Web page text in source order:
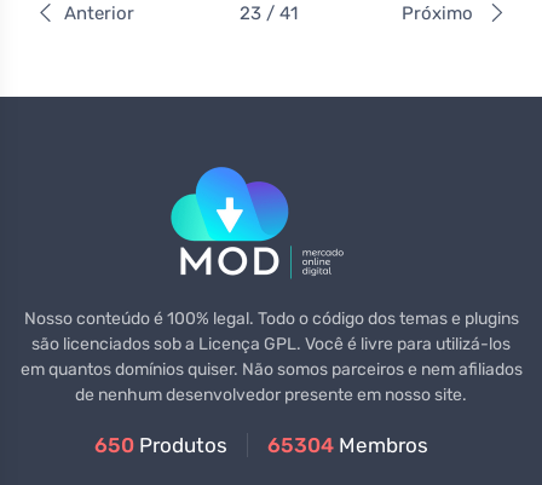
Anterior 23 / 41 Próximo
Nosso conteúdo é 100% legal. Todo o código dos temas e plugins
são licenciados sob a Licença GPL. Você é livre para utilizá-los
em quantos domínios quiser. Não somos parceiros e nem afiliados
de nenhum desenvolvedor presente em nosso site.
650 Produtos 65304 Membros